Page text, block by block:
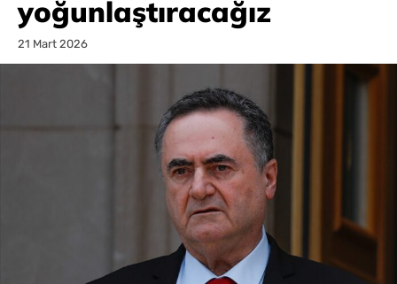
yoğunlaştıracağız
21 Mart 2026